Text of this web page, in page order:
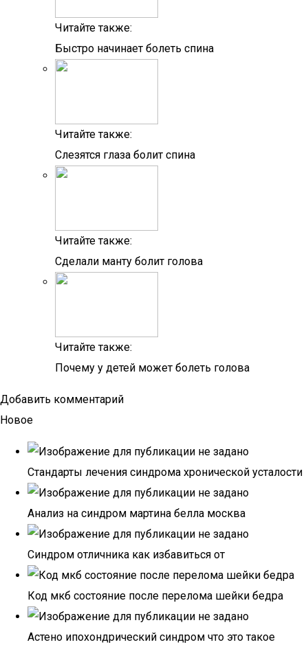
Читайте также:
Быстро начинает болеть спина
Читайте также:
Слезятся глаза болит спина
Читайте также:
Сделали манту болит голова
Читайте также:
Почему у детей может болеть голова
Добавить комментарий
Новое
Стандарты лечения синдрома хронической усталости
Анализ на синдром мартина белла москва
Синдром отличника как избавиться от
Код мкб состояние после перелома шейки бедра
Астено ипохондрический синдром что это такое